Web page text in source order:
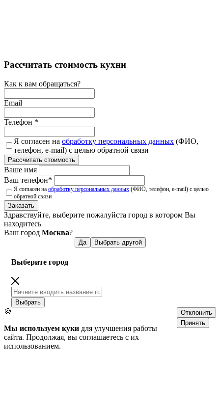
Рассчитать стоимость кухни
Как к вам обращаться?
Email
Телефон *
Я согласен на обработку персональных данных (ФИО,
телефон, e-mail) с целью обратной связи
Рассчитать стоимость
Ваше имя
Ваш телефон*
Я согласен на обработку персональных данных (ФИО, телефон, e-mail) с целью
обратной связи
Заказать
Здравствуйте, выберите пожалуйста город в котором Вы
находитесь
Ваш город Москва?
Да Выбрать другой
Выберите город
Выбрать
🍪
Мы используем куки для улучшения работы
сайта. Продолжая, вы соглашаетесь с их
использованием.
Отклонить
Принять